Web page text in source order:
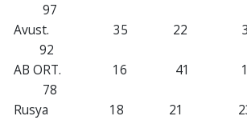
97
Avust. 35 22
92
AB ORT. 16
78
Rusya 18